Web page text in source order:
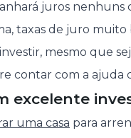
juros nenhuns
taxas de juro
mesmo que
contar com a ajuda
excelente
uma casa para